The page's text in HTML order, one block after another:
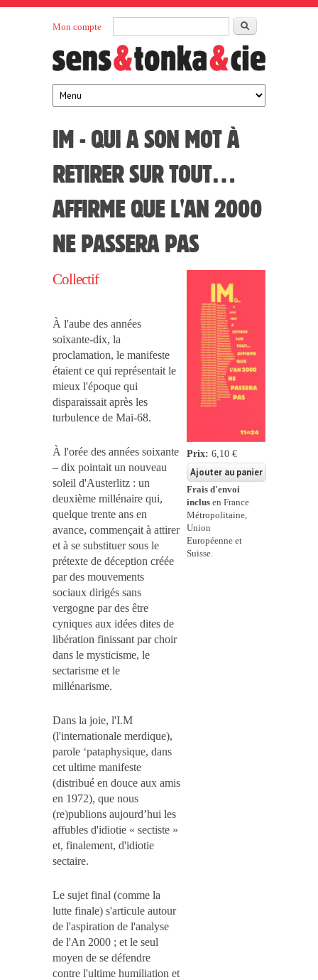
Rechercher
Mon compte
Sens et
Tonka
éditeurs
maison
d’édition
française
IM - QUI A SON MOT À
RETIRER SUR TOUT…
AFFIRME QUE L'AN 2000
NE PASSERA PAS
Collectif
À l'aube des années
soixante-dix, la
proclamation, le manifeste
étaient ce qui représentait le
mieux l'époque qui
disparaissait après les
turbulence de Mai-68.
À l'orée des années soixante
– dix pointait un nouveau
soleil d'Austerlitz : un
deuxième millénaire qui,
quelque trente ans en
avance, commençait à attirer
et à se substituer sous le
prétexte de déception créée
par des mouvements
sociaux dirigés sans
vergogne par des être
cyniques aux idées dites de
libération finissant par choir
dans le mysticisme, le
sectarisme et le
millénarisme.
Dans la joie, l'I.M
(l'internationale merdique),
parole ‘pataphysique, dans
cet ultime manifeste
(distribué en douce aux amis
en 1972), que nous
(re)publions aujourd’hui les
affubles d'idiotie « sectiste »
et, finalement, d'idiotie
sectaire.
Le sujet final (comme la
lutte finale) s'articule autour
de l'aspiration de l'analyse
de l'An 2000 ; et le seul
moyen de se défendre
contre l'ultime humiliation et
Prix: 6,10 €
Frais d'envoi
inclus en France
Métropolitaine,
Union
Européenne et
Suisse.